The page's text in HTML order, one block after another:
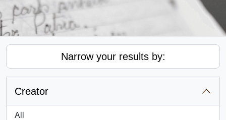
Narrow your results by:
Creator
All